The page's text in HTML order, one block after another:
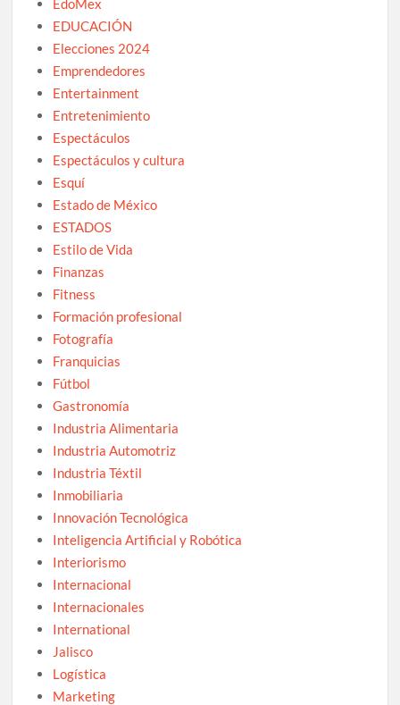
EdoMex
EDUCACIÓN
Elecciones 2024
Emprendedores
Entertainment
Entretenimiento
Espectáculos
Espectáculos y cultura
Esquí
Estado de México
ESTADOS
Estilo de Vida
Finanzas
Fitness
Formación profesional
Fotografía
Franquicias
Fútbol
Gastronomía
Industria Alimentaria
Industria Automotriz
Industria Téxtil
Inmobiliaria
Innovación Tecnológica
Inteligencia Artificial y Robótica
Interiorismo
Internacional
Internacionales
International
Jalisco
Logística
Marketing